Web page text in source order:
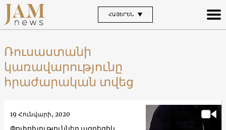
ՀԱՅԵՐԵՆ
Ռուսաստանի
կառավարությունը
հրաժարական տվեց
19 Հունվարի, 2020